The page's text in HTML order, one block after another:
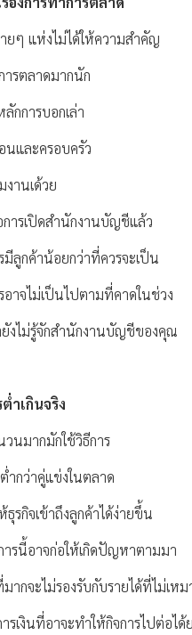
ๆ แห่งไม่ได้ให้ความสำคัญ
ารตลาดมากนัก
ลักการบอกเล่า
นและครอบครัว
านเด้วย
ารเปิดสำนักงานบัญชีแล้ว
ลูกค้าน้อยกว่าที่ควรจะเป็น
าจไม่เป็นไปตามที่คาดในช่วง
ยังไม่รู้จักสำนักงานบัญชีของคุณ
ำเกินจริง
นมากมักใช้วิธีการ
ำกว่าคู่แข่งในตลาด
ธุรกิจเข้าถึงลูกค้าได้ง่ายขึ้น
ารนี้อาจก่อให้เกิดปัญหาตามมา
กจะไม่รองรับกับรายได้ที่ไม่เหม
รเงินที่อาจะทำให้กิจการไปต่อได้